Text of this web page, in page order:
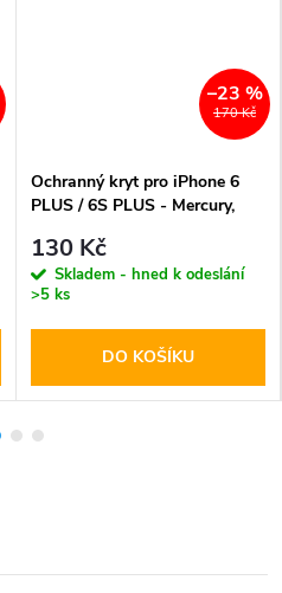
170 Kč
–23 %
Ochranný kryt pro iPhone 6
PLUS / 6S PLUS - Mercury,
130 Kč
Skladem - hned k odeslání
>5 ks
DO KOŠÍKU